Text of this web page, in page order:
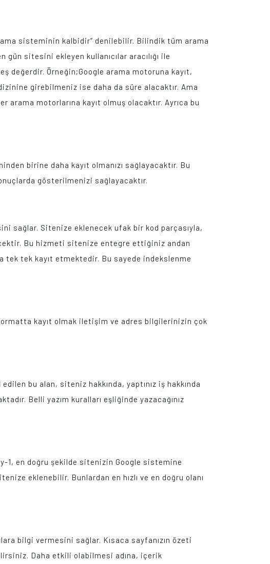
sisteminin kalbidir” denilebilir. Bilindik tüm arama
sitesini ekleyen kullanıcılar aracılığı ile
değerdir. Örneğin;Google arama motoruna kayıt,
girebilmeniz ise daha da süre alacaktır. Ama
motorlarına kayıt olmuş olacaktır. Ayrıca bu
birine daha kayıt olmanızı sağlayacaktır. Bu
gösterilmenizi sağlayacaktır.
sağlar. Sitenize eklenecek ufak bir kod parçasıyla,
Bu hizmeti sitenize entegre ettiğiniz andan
tek tek kayıt etmektedir. Bu sayede indekslenme
formatta kayıt olmak iletişim ve adres bilgilerinizin çok
bu alan, siteniz hakkında, yaptınız iş hakkında
Belli yazım kuralları eşliğinde yazacağınız
1, en doğru şekilde sitenizin Google sistemine
eklenebilir. Bunlardan en hızlı ve en doğru olanı
bilgi vermesini sağlar. Kısaca sayfanızın özeti
Daha etkili olabilmesi adına, içerik